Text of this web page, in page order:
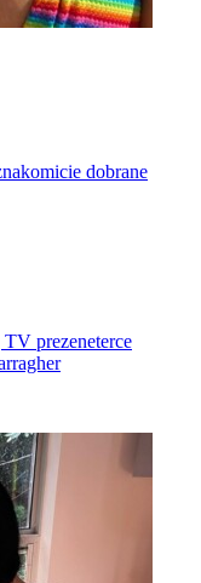
dobrane
prezeneterce